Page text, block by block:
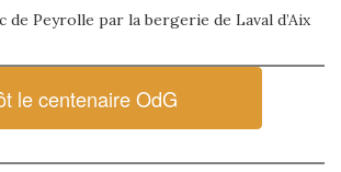
de Peyrolle par la bergerie de Laval d’Aix
le centenaire OdG